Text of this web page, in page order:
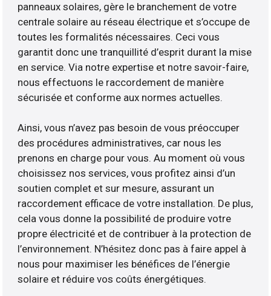
panneaux solaires, gère le branchement de votre
centrale solaire au réseau électrique et s’occupe de
toutes les formalités nécessaires. Ceci vous
garantit donc une tranquillité d’esprit durant la mise
en service. Via notre expertise et notre savoir-faire,
nous effectuons le raccordement de manière
sécurisée et conforme aux normes actuelles.
Ainsi, vous n’avez pas besoin de vous préoccuper
des procédures administratives, car nous les
prenons en charge pour vous. Au moment où vous
choisissez nos services, vous profitez ainsi d’un
soutien complet et sur mesure, assurant un
raccordement efficace de votre installation. De plus,
cela vous donne la possibilité de produire votre
propre électricité et de contribuer à la protection de
l’environnement. N’hésitez donc pas à faire appel à
nous pour maximiser les bénéfices de l’énergie
solaire et réduire vos coûts énergétiques.